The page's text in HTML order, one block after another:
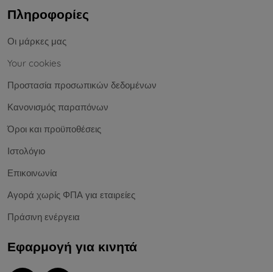
Πληροφορίες
Οι μάρκες μας
Your cookies
Προστασία προσωπικών δεδομένων
Κανονισμός παραπόνων
Όροι και προϋποθέσεις
Ιστολόγιο
Επικοινωνία
Αγορά χωρίς ΦΠΑ για εταιρείες
Πράσινη ενέργεια
Εφαρμογή για κινητά